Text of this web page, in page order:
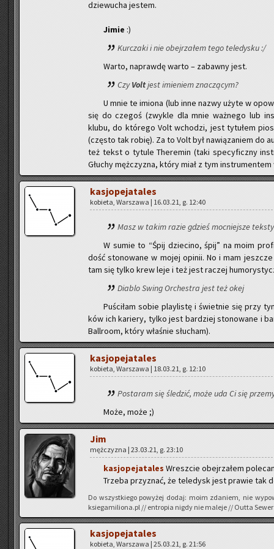
dzie­wu­cha je­stem.
Jimie :)
Kur­cza­ki i nie obej­rza­łem tego te­le­dy­sku :/
Warto, na­praw­dę warto – za­baw­ny jest.
CzyVoltjest imie­niem zna­czą­cym?
U mnie te imio­na (lub inne nazwy użyte w
się do cze­goś (zwy­kle dla mnie waż­ne­go lub
klubu, do któ­re­go Volt wcho­dzi, jest ty­tu­łem
(czę­sto tak robię). Za to Volt był na­wią­za­niem do
też tekst o ty­tu­le The­re­min (taki spe­cy­ficz­ny
Głu­chy męż­czy­zna, który miał z tym
ka­sjo­pe­ja­ta­les
ko­bie­ta, War­sza­wa | 16.03.21, g. 12:40
Masz w takim razie gdzieś moc­niej­sze
W sumie to “Śpij dzie­ci­no, śpij” na moim
dość sto­no­wa­ne w mojej opi­nii. No i mam
tam się tylko krew leje i też jest ra­czej
Dia­blo Swing Or­che­stra jest też okej
Pu­ści­łam sobie play­li­stę i świet­nie się przy
ków ich ka­rie­ry, tylko jest bar­dziej sto­no­wa­ne i
Bal­l­ro­om, który wła­śnie słu­cham).
ka­sjo­pe­ja­ta­les
ko­bie­ta, War­sza­wa | 18.03.21, g. 12:10
Po­sta­ram się śle­dzić, może uda Ci się
Może, może ;)
Jim
męż­czy­zna | 23.03.21, g. 23:10
ka­sjo­pe­ja­ta­les Wresz­cie obej­rza­łem
Trze­ba przy­znać, że te­le­dysk jest pra­wie tak
Do wszyst­kie­go po­wy­żej dodaj: moim zda­niem, nie
ksiegamiliona.pl // en­tro­pia nigdy nie ma­le­je // Outta
ka­sjo­pe­ja­ta­les
ko­bie­ta, War­sza­wa | 25.03.21, g. 21:56